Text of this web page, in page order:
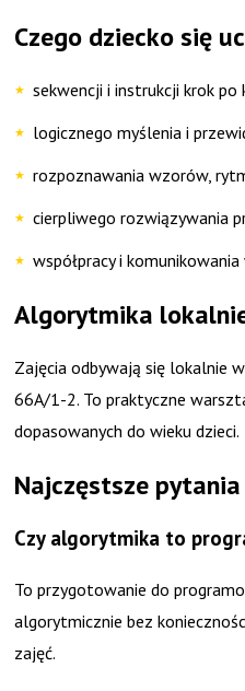
Czego dziecko się
sekwencji i instrukcji krok po
logicznego myślenia i
rozpoznawania wzorów,
cierpliwego rozwiązywania
współpracy i komunikowania
Algorytmika
Zajęcia odbywają się lokalnie
66A/1-2. To praktyczne
dopasowanych do wieku dzieci.
Najczęstsze pytania
Czy algorytmika to
To przygotowanie do
algorytmicznie bez
zajęć.